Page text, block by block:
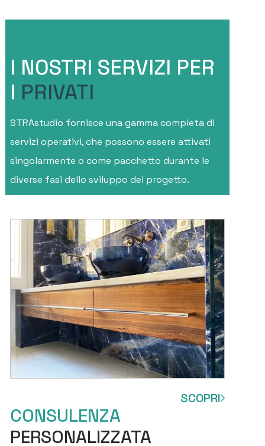
I NOSTRI SERVIZI PER
I PRIVATI
STRAstudio fornisce una gamma completa di
servizi operativi, che possono essere attivati
singolarmente o come pacchetto durante le
diverse fasi dello sviluppo del progetto.
SCOPRI
CONSULENZA
PERSONALIZZATA